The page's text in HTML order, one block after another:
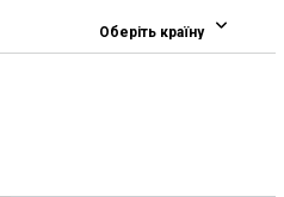
Оберіть країну